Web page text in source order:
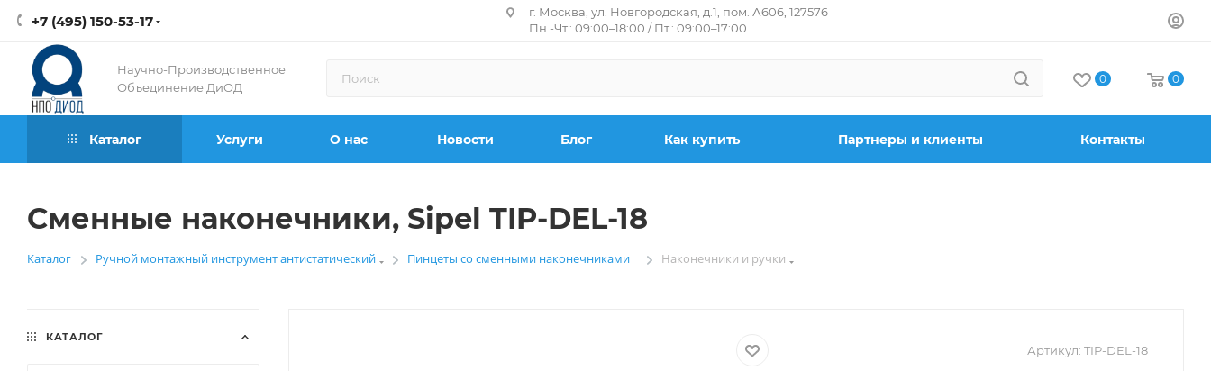
+7 (495) 150-53-17
г. Москва, ул. Новгородская, д.1, пом. А606, 127576
Пн.-Чт.: 09:00–18:00 / Пт.: 09:00–17:00
Научно-Производственное
Объединение ДиОД
0 0
Каталог Услуги О нас Новости Блог Как купить Партнеры и клиенты Контакты
Сменные наконечники, Sipel TIP-DEL-18
Каталог —Ручной монтажный инструмент антистатический —Пинцеты со сменными наконечниками —Наконечники и ручки
Артикул: TIP-DEL-18
КАТАЛОГ